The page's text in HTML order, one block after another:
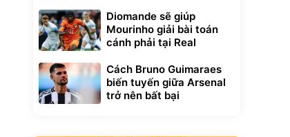
Diomande sẽ giúp
Mourinho giải bài toán
cánh phải tại Real
Cách Bruno Guimaraes
biến tuyến giữa Arsenal
trở nên bất bại